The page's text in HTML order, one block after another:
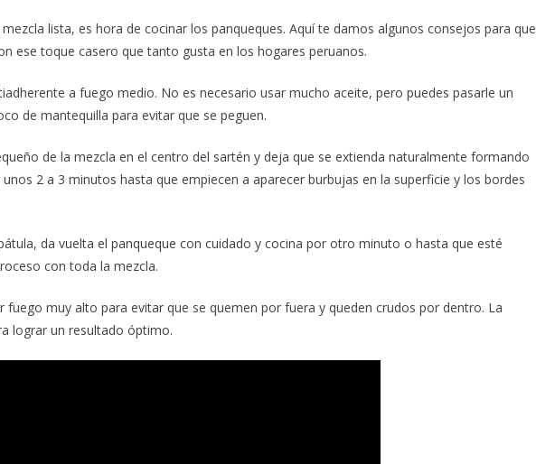
lista, es hora de cocinar los panqueques. Aquí te damos algunos consejos para que
ese toque casero que tanto gusta en los hogares peruanos.
a fuego medio. No es necesario usar mucho aceite, pero puedes pasarle un
de mantequilla para evitar que se peguen.
de la mezcla en el centro del sartén y deja que se extienda naturalmente formando
2 a 3 minutos hasta que empiecen a aparecer burbujas en la superficie y los bordes
da vuelta el panqueque con cuidado y cocina por otro minuto o hasta que esté
con toda la mezcla.
fuego muy alto para evitar que se quemen por fuera y queden crudos por dentro. La
lograr un resultado óptimo.